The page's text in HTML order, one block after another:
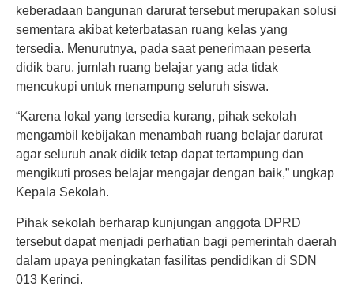
keberadaan bangunan darurat tersebut merupakan solusi
sementara akibat keterbatasan ruang kelas yang
tersedia. Menurutnya, pada saat penerimaan peserta
didik baru, jumlah ruang belajar yang ada tidak
mencukupi untuk menampung seluruh siswa.
“Karena lokal yang tersedia kurang, pihak sekolah
mengambil kebijakan menambah ruang belajar darurat
agar seluruh anak didik tetap dapat tertampung dan
mengikuti proses belajar mengajar dengan baik,” ungkap
Kepala Sekolah.
Pihak sekolah berharap kunjungan anggota DPRD
tersebut dapat menjadi perhatian bagi pemerintah daerah
dalam upaya peningkatan fasilitas pendidikan di SDN
013 Kerinci.